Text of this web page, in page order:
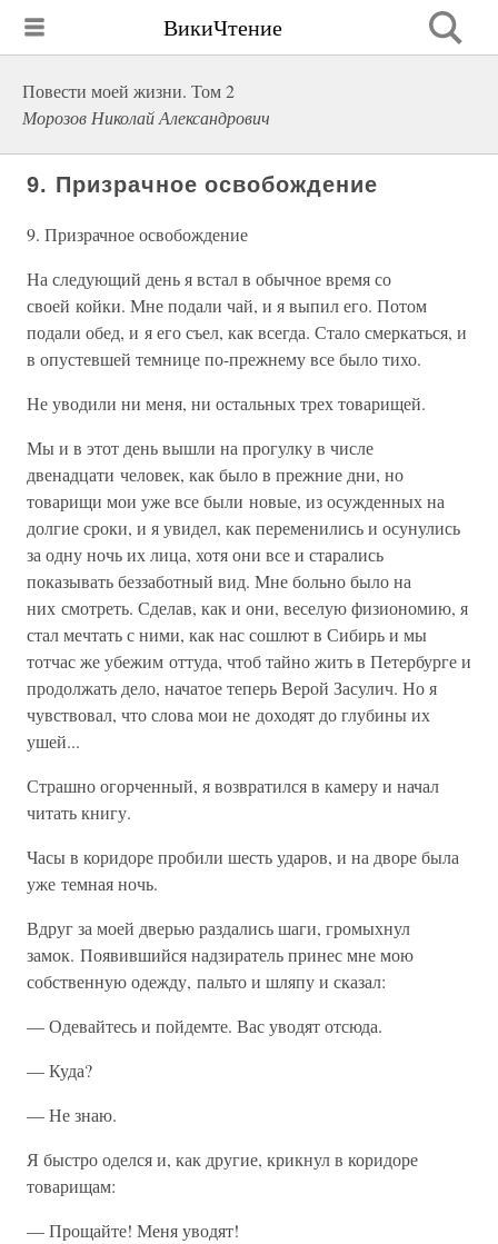
ВикиЧтение
Повести моей жизни. Том 2
Морозов Николай Александрович
9. Призрачное освобождение
9. Призрачное освобождение
На следующий день я встал в обычное время со
своей койки. Мне подали чай, и я выпил его. Потом
подали обед, и я его съел, как всегда. Стало смеркаться, и
в опустевшей темнице по-прежнему все было тихо.
Не уводили ни меня, ни остальных трех товарищей.
Мы и в этот день вышли на прогулку в числе
двенадцати человек, как было в прежние дни, но
товарищи мои уже все были новые, из осужденных на
долгие сроки, и я увидел, как переменились и осунулись
за одну ночь их лица, хотя они все и старались
показывать беззаботный вид. Мне больно было на
них смотреть. Сделав, как и они, веселую физиономию, я
стал мечтать с ними, как нас сошлют в Сибирь и мы
тотчас же убежим оттуда, чтоб тайно жить в Петербурге и
продолжать дело, начатое теперь Верой Засулич. Но я
чувствовал, что слова мои не доходят до глубины их
ушей...
Страшно огорченный, я возвратился в камеру и начал
читать книгу.
Часы в коридоре пробили шесть ударов, и на дворе была
уже темная ночь.
Вдруг за моей дверью раздались шаги, громыхнул
замок. Появившийся надзиратель принес мне мою
собственную одежду, пальто и шляпу и сказал:
— Одевайтесь и пойдемте. Вас уводят отсюда.
— Куда?
— Не знаю.
Я быстро оделся и, как другие, крикнул в коридоре
товарищам:
— Прощайте! Меня уводят!